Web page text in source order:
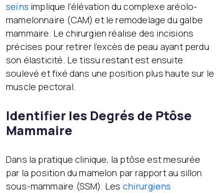
seins implique l’élévation du complexe aréolo-
mamelonnaire (CAM) et le remodelage du galbe
mammaire. Le chirurgien réalise des incisions
précises pour retirer l’excès de peau ayant perdu
son élasticité. Le tissu restant est ensuite
soulevé et fixé dans une position plus haute sur le
muscle pectoral.
Identifier les Degrés de Ptôse
Mammaire
Dans la pratique clinique, la ptôse est mesurée
par la position du mamelon par rapport au sillon
sous-mammaire (SSM). Les chirurgiens